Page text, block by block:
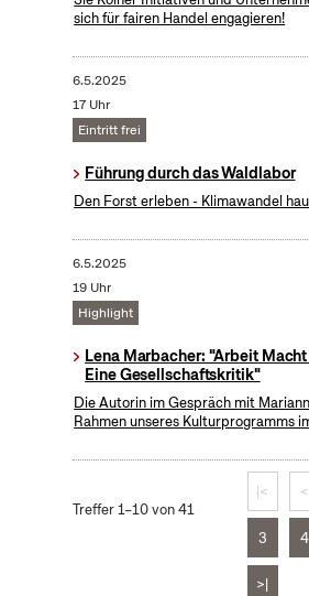
sich für fairen Handel engagieren!
6.5.2025
17 Uhr
Eintritt frei
Führung durch das Waldlabor
Den Forst erleben - Klimawandel
6.5.2025
19 Uhr
Highlight
Lena Marbacher: "Arbeit
Eine Gesellschaftskritik"
Die Autorin im Gespräch mit
Rahmen unseres Kulturprogramms
Treffer 1–10 von 41
|< <
3 4
>|